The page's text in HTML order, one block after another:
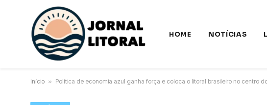
HOME NOTÍCIAS
Início » Política de economia azul ganha força e coloca o litoral brasileiro no centro